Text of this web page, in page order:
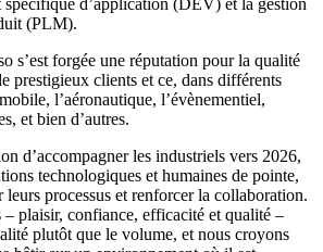
(PLM).
s’est forgée une réputation pour la qualité
prestigieux clients et ce, dans différents
l’aéronautique, l’évènementiel,
et bien d’autres.
d’accompagner les industriels vers 2026,
technologiques et humaines de pointe,
processus et renforcer la collaboration.
– plaisir, confiance, efficacité et qualité –
plutôt que le volume, et nous croyons